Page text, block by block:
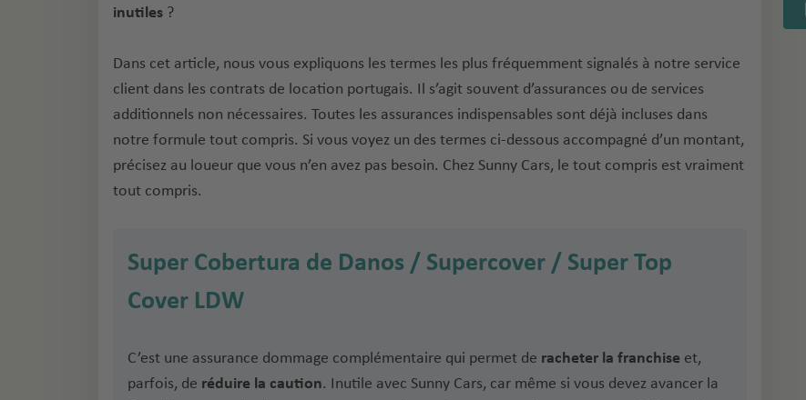
inutiles ?
Dans cet article, nous vous expliquons les termes les plus fréquemment signalés à notre service
client dans les contrats de location portugais. Il s’agit souvent d’assurances ou de services
additionnels non nécessaires. Toutes les assurances indispensables sont déjà incluses dans
notre formule tout compris. Si vous voyez un des termes ci-dessous accompagné d’un montant,
précisez au loueur que vous n’en avez pas besoin. Chez Sunny Cars, le tout compris est vraiment
tout compris.
Super Cobertura de Danos / Supercover / Super Top
Cover LDW
C’est une assurance dommage complémentaire qui permet de racheter la franchise et,
parfois, de réduire la caution. Inutile avec Sunny Cars, car même si vous devez avancer la